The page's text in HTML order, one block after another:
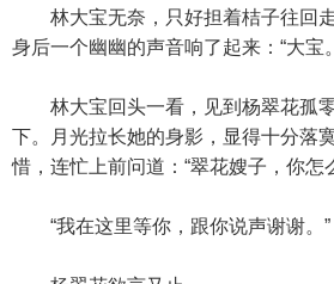
林大宝无奈，只好担着桔子往回走
身后一个幽幽的声音响了起来：“大宝
林大宝回头一看，见到杨翠花孤
下。月光拉长她的身影，显得十分落
惜，连忙上前问道：“翠花嫂子，你怎
“我在这里等你，跟你说声谢谢。”